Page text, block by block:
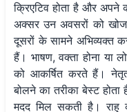
क्रिएटिव होता है और अपने
अक्सर उन अवसरों को
दूसरों के सामने अभिव्यक्त
हैं। भाषण, वक्ता होना या
को आकर्षित करते हैं।
बोलने का तरीका बेस्ट
मदद मिल सकती है। राहु